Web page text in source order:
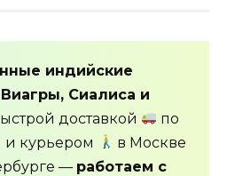
индийские
Сиалиса и
доставкой
по
и курьером
в Москве
— работаем с